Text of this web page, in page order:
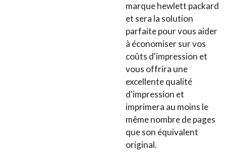
marque hewlett packard
et sera la solution
parfaite pour vous aider
à économiser sur vos
coûts d'impression et
vous offrira une
excellente qualité
d'impression et
imprimera au moins le
même nombre de pages
que son équivalent
original.